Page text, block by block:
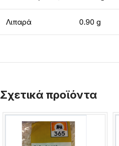
Λιπαρά 0.90 g
Σχετικά προϊόντα